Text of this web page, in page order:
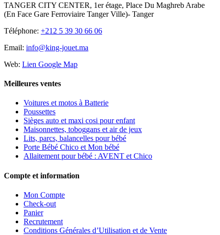
TANGER CITY CENTER, 1er étage, Place Du Maghreb Arabe
(En Face Gare Ferroviaire Tanger Ville)- Tanger
Téléphone: +212 5 39 30 66 06
Email: info@king-jouet.ma
Web: Lien Google Map
Meilleures ventes
Voitures et motos à Batterie
Poussettes
Sièges auto et maxi cosi pour enfant
Maisonnettes, toboggans et air de jeux
Lits, parcs, balancelles pour bébé
Porte Bébé Chico et Mon bébé
Allaitement pour bébé : AVENT et Chico
Compte et information
Mon Compte
Check-out
Panier
Recrutement
Conditions Générales d’Utilisation et de Vente